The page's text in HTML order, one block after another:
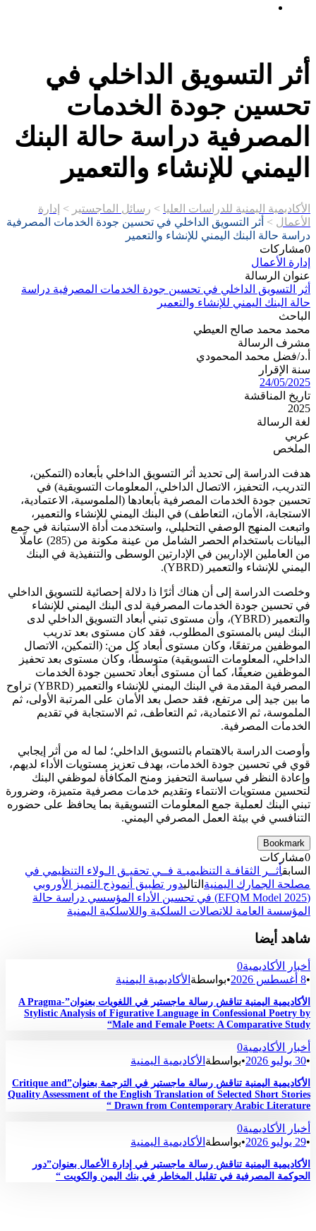
أثر التسويق الداخلي في
تحسين جودة الخدمات
المصرفية دراسة حالة البنك
اليمني للإنشاء والتعمير
الأكاديمية اليمنية للدراسات العليا > رسائل الماجستير > إدارة
الأعمال > أثر التسويق الداخلي في تحسين جودة الخدمات المصرفية
دراسة حالة البنك اليمني للإنشاء والتعمير
0مشاركات
إدارة الأعمال
عنوان الرسالة
أثر التسويق الداخلي في تحسين جودة الخدمات المصرفية دراسة
حالة البنك اليمني للإنشاء والتعمير
الباحث
محمد محمد صالح العيطي
مشرف الرسالة
أ.د/فضل محمد المحمودي
سنة الإقرار
24/05/2025
تاريخ المناقشة
2025
لغة الرسالة
عربي
الملخص
هدفت الدراسة إلى تحديد أثر التسويق الداخلي بأبعاده (التمكين،
التدريب، التحفيز، الاتصال الداخلي، المعلومات التسويقية) في
تحسين جودة الخدمات المصرفية بأبعادها (الملموسية، الاعتمادية،
الاستجابة، الأمان، التعاطف) في البنك اليمني للإنشاء والتعمير،
واتبعت المنهج الوصفي التحليلي، واستخدمت أداة الاستبانة في جمع
البيانات باستخدام الحصر الشامل من عينة مكونة من (285) عاملًا
من العاملين الإداريين في الإدارتين الوسطى والتنفيذية في البنك
اليمني للإنشاء والتعمير (YBRD).
وخلصت الدراسة إلى أن هناك أثرًا ذا دلالة إحصائية للتسويق الداخلي
في تحسين جودة الخدمات المصرفية لدى البنك اليمني للإنشاء
والتعمير (YBRD)، وأن مستوى تبني أبعاد التسويق الداخلي لدى
البنك ليس بالمستوى المطلوب، فقد كان مستوى بعد تدريب
الموظفين مرتفعًا، وكان مستوى أبعاد كل من: (التمكين، الاتصال
الداخلي، المعلومات التسويقية) متوسطًا، وكان مستوى بعد تحفيز
الموظفين ضعيفًا، كما أن مستوى أبعاد تحسين جودة الخدمات
المصرفية المقدمة في البنك اليمني للإنشاء والتعمير (YBRD) تراوح
ما بين جيد إلى مرتفع، فقد حصل بعد الأمان على المرتبة الأولى، ثم
الملموسة، ثم الاعتمادية، ثم التعاطف، ثم الاستجابة في تقديم
الخدمات المصرفية.
وأوصت الدراسة بالاهتمام بالتسويق الداخلي؛ لما له من أثر إيجابي
قوي في تحسين جودة الخدمات، بهدف تعزيز مستويات الأداء لديهم،
وإعادة النظر في سياسة التحفيز ومنح المكافأة لموظفي البنك
لتحسين مستويات الانتماء وتقديم خدمات مصرفية متميزة، وضرورة
تبني البنك لعملية جمع المعلومات التسويقية بما يحافظ على حضوره
التنافسي في بيئة العمل المصرفي اليمني.
Bookmark
0مشاركات
السابقأثــر الثقافـة التنظيميـة فــي تحقيـق الـولاء التنظيمي في
مصلحة الجمارك اليمنية التاليدور تطبيق أنموذج التميز الأوروبي
(EFQM Model 2025) في تحسين الأداء المؤسسي دراسة حالة
المؤسسة العامة للاتصالات السلكية واللاسلكية اليمنية
شاهد أيضا
أخبار الأكاديمية0
•8 أغسطس 2026 •بواسطة الأكاديمية اليمنية
الأكاديمية اليمنية تناقش رسالة ماجستير في اللغويات بعنوان”A Pragma-
Stylistic Analysis of Figurative Language in Confessional Poetry by
Male and Female Poets: A Comparative Study“
أخبار الأكاديمية0
•30 يوليو 2026 •بواسطة الأكاديمية اليمنية
الأكاديمية اليمنية تناقش رسالة ماجستير في الترجمة بعنوان”Critique and
Quality Assessment of the English Translation of Selected Short Stories
Drawn from Contemporary Arabic Literature “
أخبار الأكاديمية0
•29 يوليو 2026 •بواسطة الأكاديمية اليمنية
الأكاديمية اليمنية تناقش رسالة ماجستير في إدارة الأعمال بعنوان”دور
الحوكمة المصرفية في تقليل المخاطر في بنك اليمن والكويت “